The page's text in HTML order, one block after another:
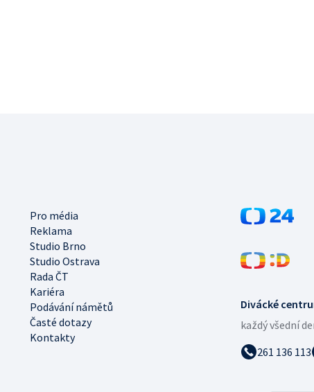
Divácké
každý všední
261 136 113
Pro média
Reklama
Studio Brno
Studio Ostrava
Rada ČT
Kariéra
Podávání námětů
Časté dotazy
Kontakty